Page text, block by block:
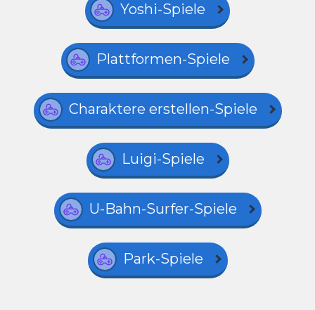
Yoshi-Spiele
Plattformen-Spiele
Charaktere erstellen-Spiele
Luigi-Spiele
U-Bahn-Surfer-Spiele
Park-Spiele